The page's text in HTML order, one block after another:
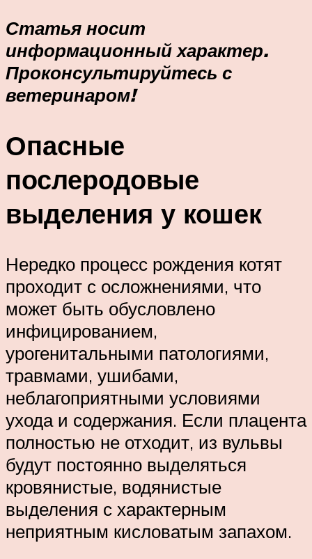
Статья носит
информационный характер.
Проконсультируйтесь с
ветеринаром!
Опасные
послеродовые
выделения у кошек
Нередко процесс рождения котят
проходит с осложнениями, что
может быть обусловлено
инфицированием,
урогенитальными патологиями,
травмами, ушибами,
неблагоприятными условиями
ухода и содержания. Если плацента
полностью не отходит, из вульвы
будут постоянно выделяться
кровянистые, водянистые
выделения с характерным
неприятным кисловатым запахом.